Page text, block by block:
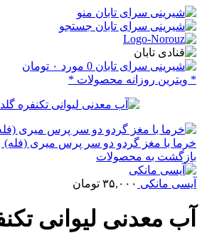
منو
جستجو
0 مورد ۰ تومان
* ویترین روزانه محصولات *
خرما با مغز گردو دو سر پرس میری (فله)
بازگشت به محصولات
آیسی مانکی ۳۵,۰۰۰ تومان
آب معدنی لیوانی